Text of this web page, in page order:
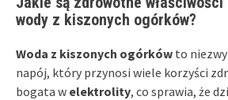
wody z kiszonych ogórków?
Woda z kiszonych ogórków to
napój, który przynosi wiele korzyści
bogata w elektrolity, co sprawia, że